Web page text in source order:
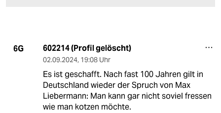
6G 602214 (Profil gelöscht)
02.09.2024, 19:08 Uhr
Es ist geschafft. Nach fast 100 Jahren gilt in
Deutschland wieder der Spruch von Max
Liebermann: Man kann gar nicht soviel fressen
wie man kotzen möchte.